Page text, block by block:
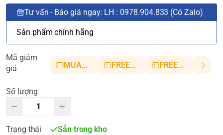
Tư vấn - Báo giá ngay: LH : 0978.904.833 (Có Zalo)
Sản phẩm chính hãng
Mã giảm
giá
MUANHANH01 FREESHIP5 FREESHIP10
Số lượng
Trạng thái Sẵn trong kho